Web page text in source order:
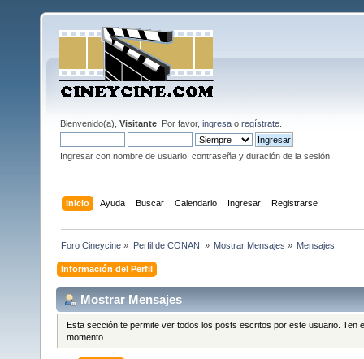
Bienvenido(a), Visitante . Por favor, ingresa o regístrate
Ingresar con nombre de usuario, contraseña y duración de la sesión
Inicio Ayuda Buscar Calendario Ingresar Registrarse
Foro Cineycine » Perfil de CONAN » Mostrar Mensajes » Mensajes
Información del Perfil
Mostrar Mensajes
Esta sección te permite ver todos los posts escritos por este usuario.
momento.